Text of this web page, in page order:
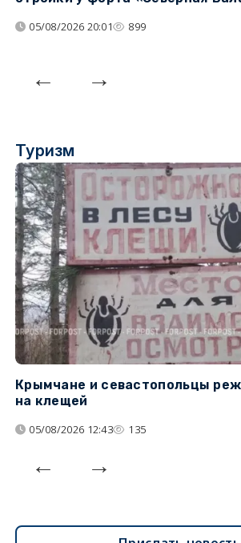
05/08/2026 20:01 899
Туризм
Крымчане и севастопольцы
на клещей
05/08/2026 12:43 135